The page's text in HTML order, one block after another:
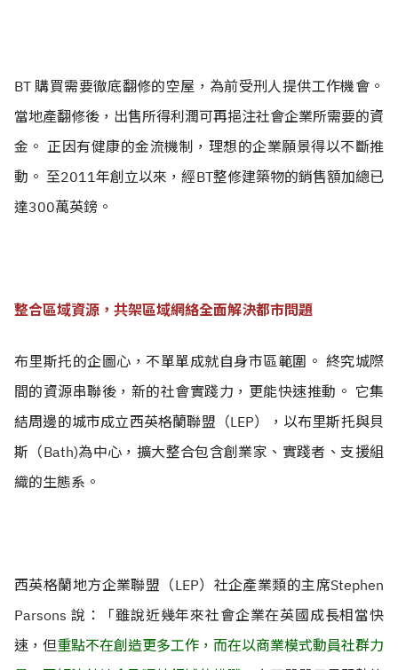
BT 購買需要徹底翻修的空屋，為前受刑人提供工作機會。
當地產翻修後，出售所得利潤可再挹注社會企業所需要的資
金。 正因有健康的金流機制，理想的企業願景得以不斷推
動。 至2011年創立以來，經BT整修建築物的銷售額加總已
達300萬英鎊。
整合區域資源，共架區域網絡全面解決都市問題
布里斯托的企圖心，不單單成就自身市區範圍。 終究城際
間的資源串聯後，新的社會實踐力，更能快速推動。 它集
結周邊的城市成立西英格蘭聯盟（LEP），以布里斯托與貝
斯（Bath)為中心，擴大整合包含創業家、實踐者、支援組
織的生態系。
西英格蘭地方企業聯盟（LEP）社企產業類的主席Stephen
Parsons 說：
「雖說近幾年來社會企業在英國成長相當快
速，但重點不在創造更多工作，而在以商業模式動員社群力